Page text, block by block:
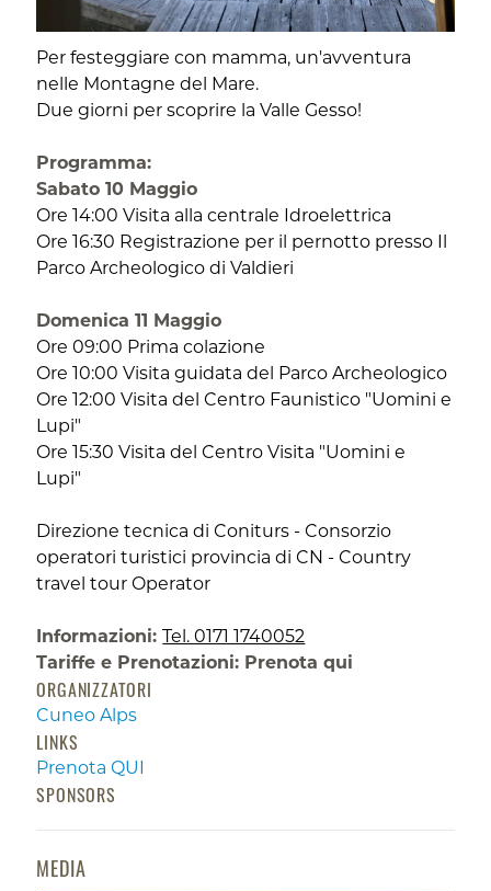
Per festeggiare con mamma, un'avventura
nelle Montagne del Mare.
Due giorni per scoprire la Valle Gesso!
Programma:
Sabato 10 Maggio
Ore 14:00 Visita alla centrale Idroelettrica
Ore 16:30 Registrazione per il pernotto presso Il
Parco Archeologico di Valdieri
Domenica 11 Maggio
Ore 09:00 Prima colazione
Ore 10:00 Visita guidata del Parco Archeologico
Ore 12:00 Visita del Centro Faunistico "Uomini e
Lupi"
Ore 15:30 Visita del Centro Visita "Uomini e
Lupi"
Direzione tecnica di Coniturs - Consorzio
operatori turistici provincia di CN - Country
travel tour Operator
Informazioni:Tel. 0171 1740052
Tariffe e Prenotazioni: Prenota qui
ORGANIZZATORI
Cuneo Alps
LINKS
Prenota QUI
SPONSORS
MEDIA